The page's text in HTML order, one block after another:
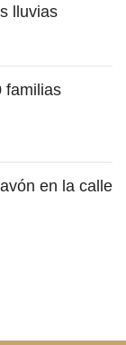
lluvias
familias
en la calle